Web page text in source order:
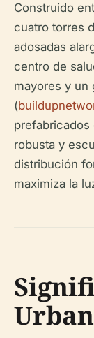
Construido
cuatro torres
adosadas
centro de
mayores y un
(
prefabricados
robusta y
distribución
maximiza la